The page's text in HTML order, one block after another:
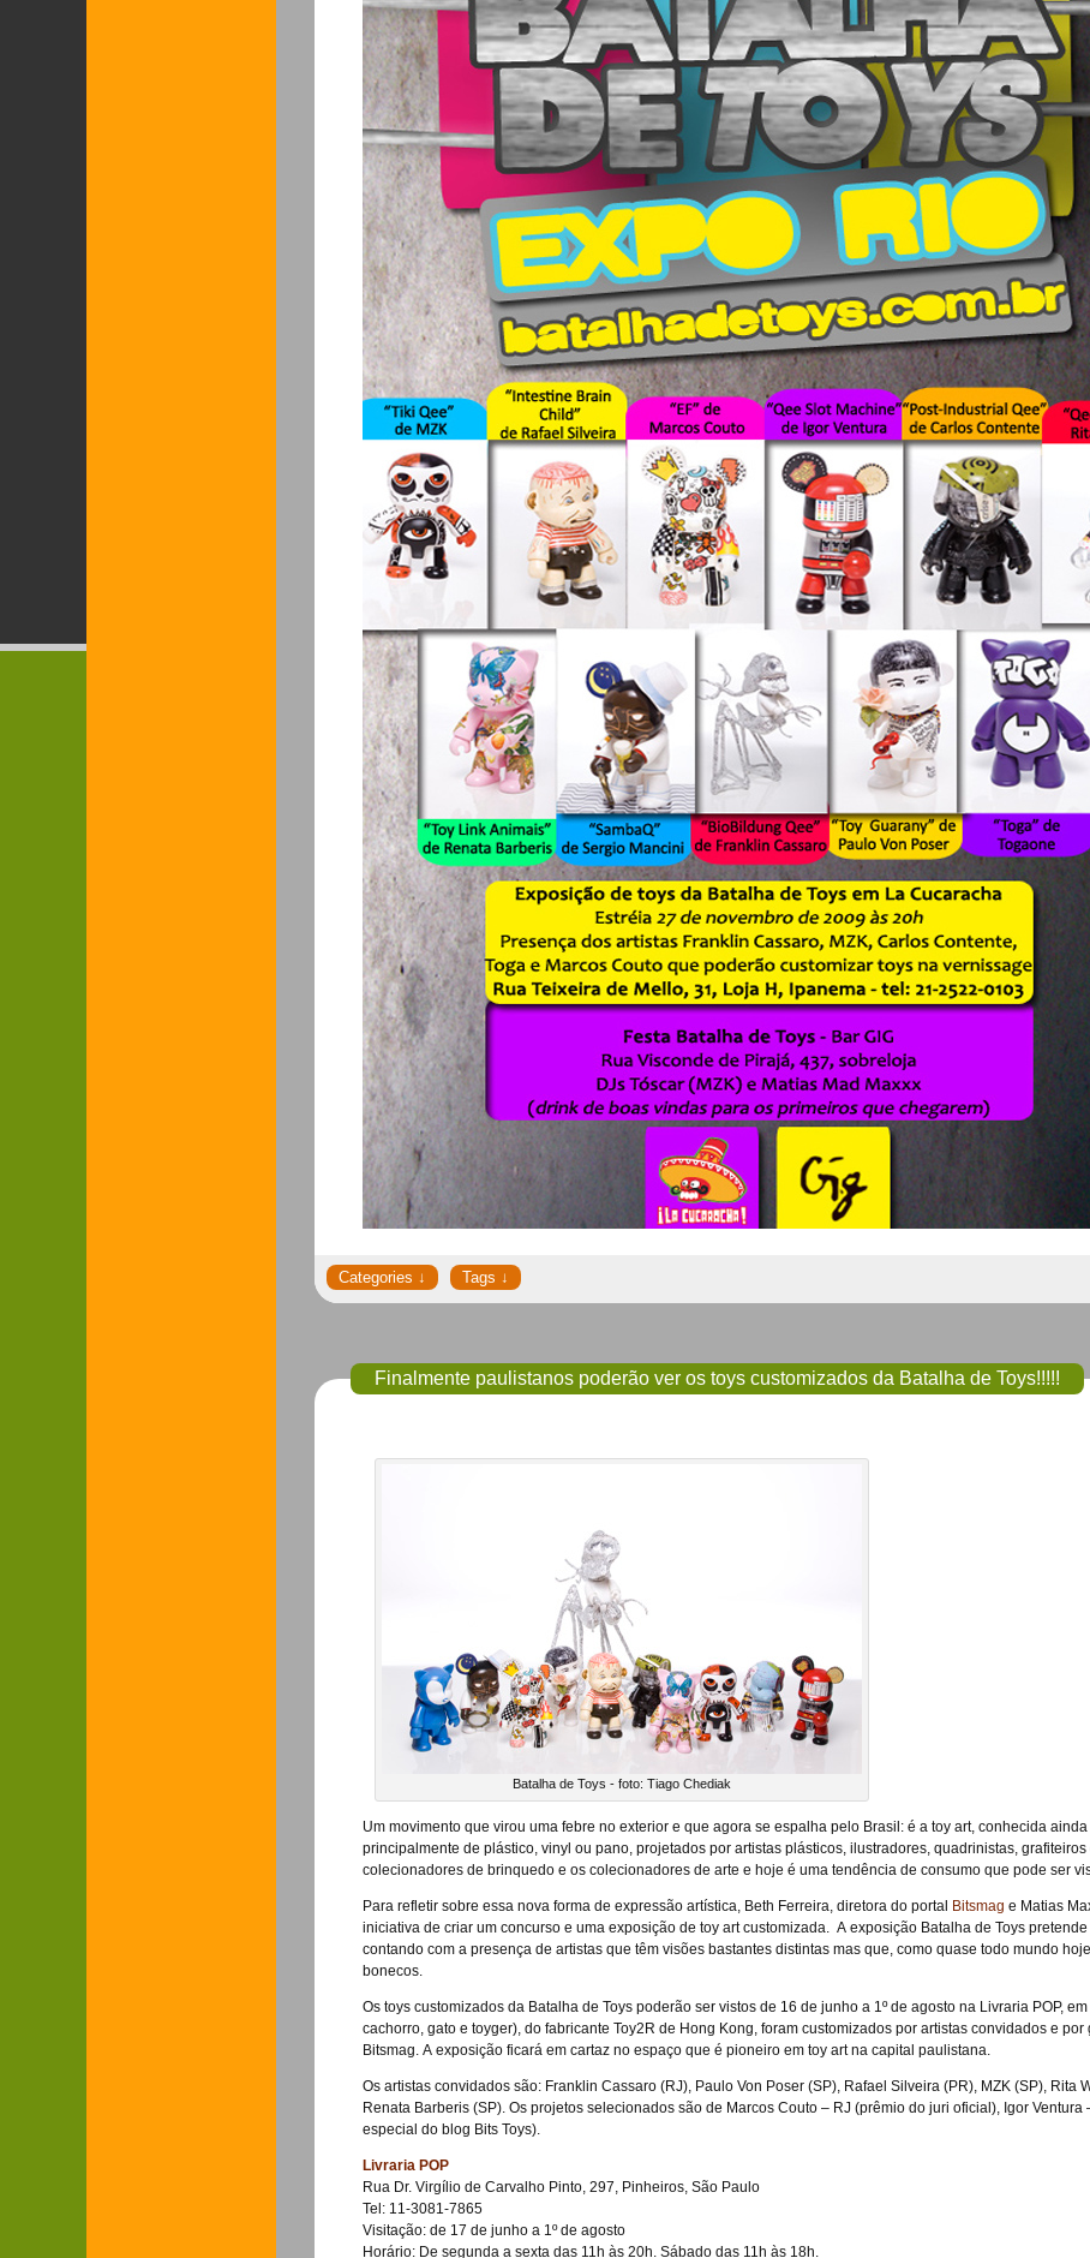
Finalmente paulistanos poderão ver os toys customizados da Batalha de Toys!!!!!
Batalha de Toys - foto: Tiago Chediak
Um movimento que virou uma febre no exterior e que agora se espalha pelo Brasil: é a toy art, conhecida
principalmente de plástico, vinyl ou pano, projetados por artistas plásticos, ilustradores, quadrinistas,
colecionadores de brinquedo e os colecionadores de arte e hoje é uma tendência de consumo que pode ser
Para refletir sobre essa nova forma de expressão artística, Beth Ferreira, diretora do portal Bitsmag e Matias
iniciativa de criar um concurso e uma exposição de toy art customizada. A exposição Batalha de Toys
contando com a presença de artistas que têm visões bastantes distintas mas que, como quase todo mundo
bonecos.
Os toys customizados da Batalha de Toys poderão ser vistos de 16 de junho a 1º de agosto na Livraria POP,
cachorro, gato e toyger), do fabricante Toy2R de Hong Kong, foram customizados por artistas convidados e
Bitsmag. A exposição ficará em cartaz no espaço que é pioneiro em toy art na capital paulistana.
Os artistas convidados são: Franklin Cassaro (RJ), Paulo Von Poser (SP), Rafael Silveira (PR), MZK (SP), Rita
Renata Barberis (SP). Os projetos selecionados são de Marcos Couto – RJ (prêmio do juri oficial), Igor
especial do blog Bits Toys).
Livraria POP
Rua Dr. Virgílio de Carvalho Pinto, 297, Pinheiros, São Paulo
Tel: 11-3081-7865
Visitação: de 17 de junho a 1º de agosto
Horário: De segunda a sexta das 11h às 20h. Sábado das 11h às 18h.